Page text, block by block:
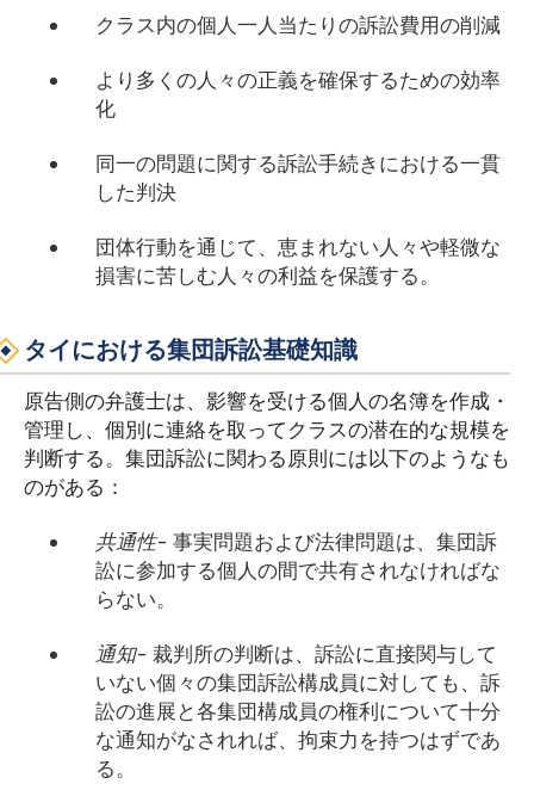
クラス内の個人一人当たりの訴訟費用の削減
より多くの人々の正義を確保するための効率
化
同一の問題に関する訴訟手続きにおける一貫
した判決
団体行動を通じて、恵まれない人々や軽微な
損害に苦しむ人々の利益を保護する。
タイにおける集団訴訟基礎知識
原告側の弁護士は、影響を受ける個人の名簿を作成・
管理し、個別に連絡を取ってクラスの潜在的な規模を
判断する。集団訴訟に関わる原則には以下のようなも
のがある：
共通性- 事実問題および法律問題は、集団訴
訟に参加する個人の間で共有されなければな
らない。
通知- 裁判所の判断は、訴訟に直接関与して
いない個々の集団訴訟構成員に対しても、訴
訟の進展と各集団構成員の権利について十分
な通知がなされれば、拘束力を持つはずであ
る。